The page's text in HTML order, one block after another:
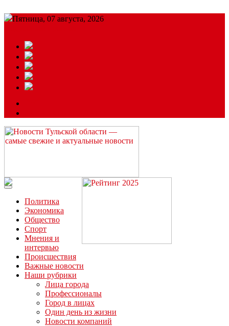
Пятница, 07 августа, 2026
Читайте последние новости дня в Тульской области на сайте
“ЗаНовомосковск”
Политика
Экономика
Общество
Спорт
Мнения и
интервью
Происшествия
Важные новости
Наши рубрики
Лица города
Профессионалы
Город в лицах
Один день из жизни
Новости компаний